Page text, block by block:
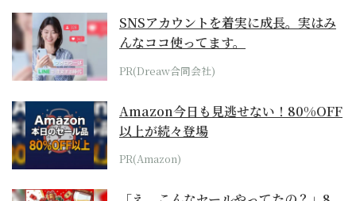
SNSアカウントを着実に成長。実はみ
んなココ使ってます。
PR(Dreaw合同会社)
Amazon今日も見逃せない！80%OFF
以上が続々登場
PR(Amazon)